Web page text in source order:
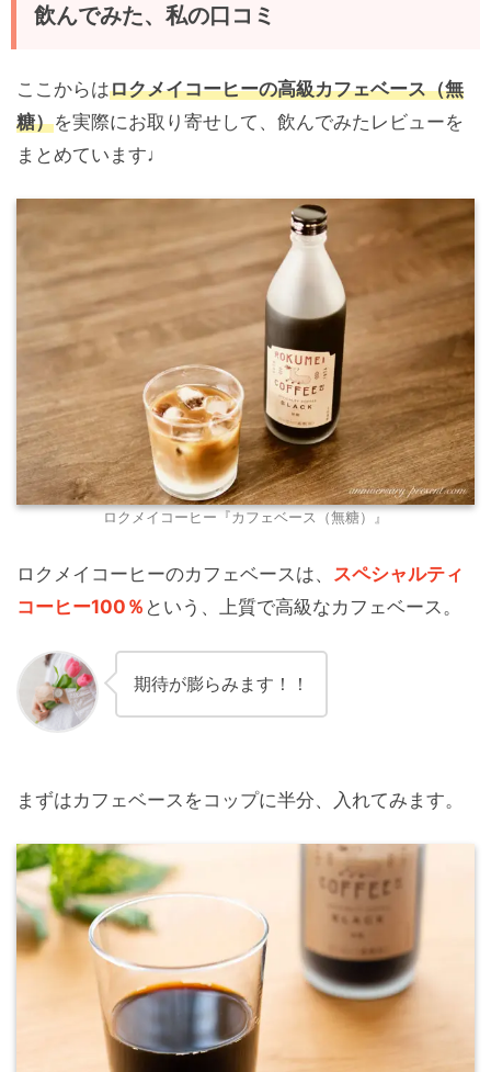
飲んでみた、私の口コミ
ここからはロクメイコーヒーの高級カフェベース（無
糖）を実際にお取り寄せして、飲んでみたレビューを
まとめています♩
ロクメイコーヒー『カフェベース（無糖）』
ロクメイコーヒーのカフェベースは、 スペシャルティ
コーヒー100％ という、上質で高級なカフェベース。
期待が膨らみます！！
まずはカフェベースをコップに半分、入れてみます。